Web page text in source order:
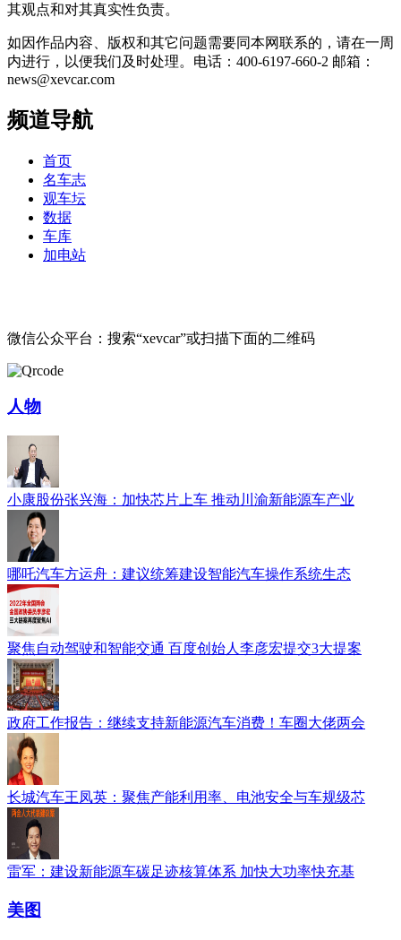
其观点和对其真实性负责。
如因作品内容、版权和其它问题需要同本网联系的，请在一周
内进行，以便我们及时处理。电话：400-6197-660-2 邮箱：
news@xevcar.com
频道导航
首页
名车志
观车坛
数据
车库
加电站
微信公众平台：搜索“xevcar”或扫描下面的二维码
人物
小康股份张兴海：加快芯片上车 推动川渝新能源车产业
哪吒汽车方运舟：建议统筹建设智能汽车操作系统生态
聚焦自动驾驶和智能交通 百度创始人李彦宏提交3大提案
政府工作报告：继续支持新能源汽车消费！车圈大佬两会
长城汽车王凤英：聚焦产能利用率、电池安全与车规级芯
雷军：建设新能源车碳足迹核算体系 加快大功率快充基
美图